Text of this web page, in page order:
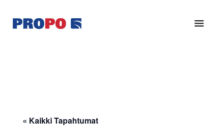
pääsisältöön
alatunnisteeseen
Ry
« Kaikki Tapahtumat